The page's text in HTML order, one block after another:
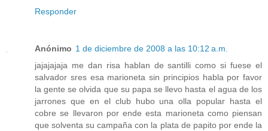
Responder
Anónimo 1 de diciembre de 2008 a las 10:12 a.m.
jajajajaja me dan risa hablan de santilli como si fuese el
salvador sres esa marioneta sin principios habla por favor
la gente se olvida que su papa se llevo hasta el agua de los
jarrones que en el club hubo una olla popular hasta el
cobre se llevaron por ende esta marioneta como piensan
que solventa su campaña con la plata de papito por ende la